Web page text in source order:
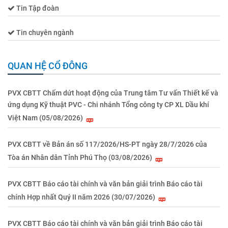
Tin Tập đoàn
Tin chuyên ngành
QUAN HỆ CỔ ĐÔNG
PVX CBTT Chấm dứt hoạt động của Trung tâm Tư vấn Thiết kế và
ứng dụng Kỹ thuật PVC - Chi nhánh Tổng công ty CP XL Dầu khí
Việt Nam (05/08/2026)
PVX CBTT về Bản án số 117/2026/HS-PT ngày 28/7/2026 của
Tòa án Nhân dân Tỉnh Phú Thọ (03/08/2026)
PVX CBTT Báo cáo tài chính và văn bản giải trình Báo cáo tài
chính Hợp nhất Quý II năm 2026 (30/07/2026)
PVX CBTT Báo cáo tài chính và văn bản giải trình Báo cáo tài